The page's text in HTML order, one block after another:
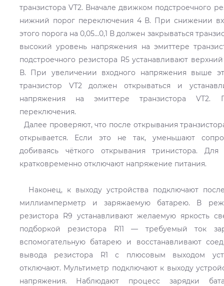
транзистора VT2. Вначале движком подстроечного
нижний порог переключения 4 В. При снижении
этого порога на 0,05...0,1 В должен закрываться
высокий уровень напряжения на эмиттере
подстроечного резистора R5 устанавливают
В. При увеличении входного напряжения выше
транзистор VT2 должен открываться и
напряжения на эмиттере транзистора VT2.
переключения.
Далее проверяют, что после открывания
открывается. Если это не так, уменьшают
добиваясь чёткого открывания тринистора.
кратковременно отключают напряжение питания.
Наконец, к выходу устройства подключают
миллиамперметр и заряжаемую батарею. В
резистора R9 устанавливают желаемую яркость
подборкой резистора R11 — требуемый ток
вспомогательную батарею и восстанавливают
вывода резистора R1 с плюсовым выходом
отключают. Мультиметр подключают к выходу
напряжения. Наблюдают процесс зарядки